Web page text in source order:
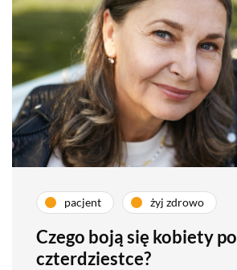
pacjent żyj zdrowo
Czego boją się kobiety po
czterdziestce?